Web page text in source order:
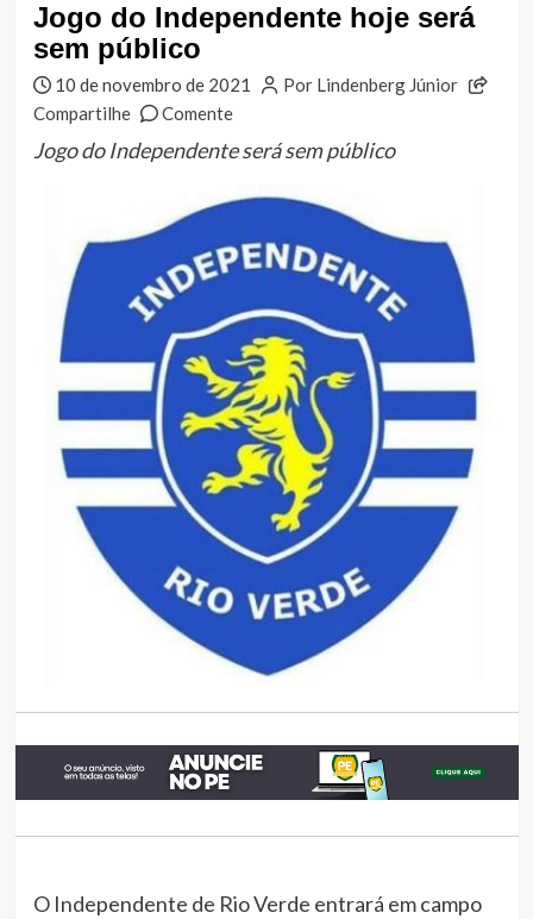
Jogo do Independente hoje será
sem público
10 de novembro de 2021
Por Lindenberg Júnior
Compartilhe
Comente
Jogo do Independente será sem público
O Independente de Rio Verde entrará em campo